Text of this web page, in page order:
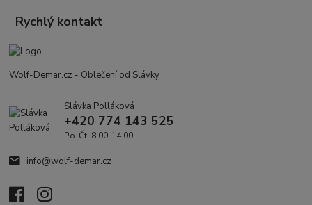
Rychlý kontakt
Wolf-Demar.cz - Oblečení od Slávky
Slávka Polláková
+420 774 143 525
Po-Čt: 8.00-14.00
info@wolf-demar.cz